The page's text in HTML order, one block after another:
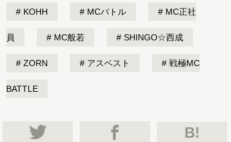
KOHH MCバトル MC正社
員 MC般若 SHINGO☆西成
ZORN アスベスト 戦極MC
BATTLE
B!